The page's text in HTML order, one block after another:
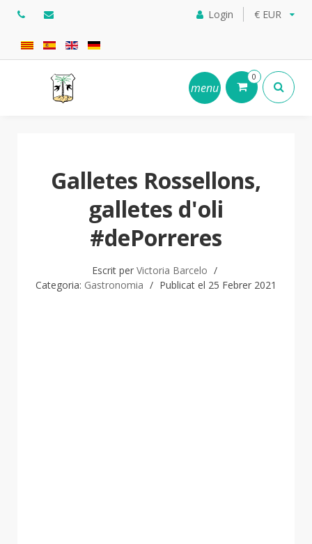
Login € EUR
menu
0
Galletes Rossellons,
galletes d'oli
#dePorreres
Escrit per Victoria Barcelo
Categoria: Gastronomia Publicat el 25 Febrer 2021